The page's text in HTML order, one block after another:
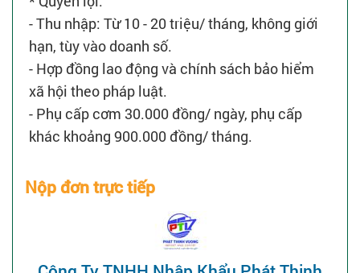
- Thu nhập: Từ 10 - 20 triệu/ tháng, không giới
hạn, tùy vào doanh số.
- Hợp đồng lao động và chính sách bảo hiểm
xã hội theo pháp luật.
- Phụ cấp cơm 30.000 đồng/ ngày, phụ cấp
khác khoảng 900.000 đồng/ tháng.
Nộp đơn trực tiếp